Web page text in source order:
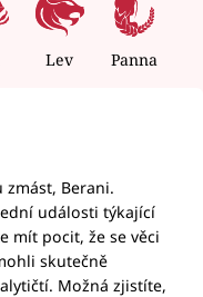
Lev Panna
zmást, Berani.
události týkající
mít pocit, že se věci
skutečně
Možná zjistíte,